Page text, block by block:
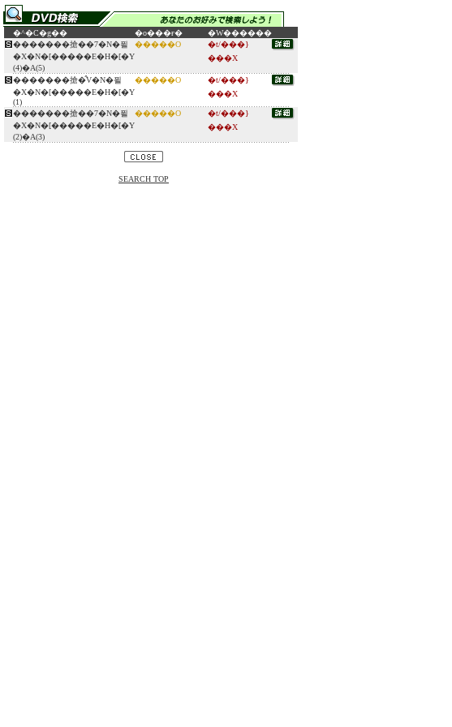
�^�C�g�� �o���ғ�
�W������
�������搶��7�N�푈
�X�N�[�����E�H�[�Y
(4)�A(5)
�����O
�t/���}
���X
�������搶�̂V�N�푈
�X�N�[�����E�H�[�Y
(1)
�����O
�t/���}
���X
�������搶��7�N�푈
�X�N�[�����E�H�[�Y
(2)�A(3)
�����O
�t/���}
���X
SEARCH TOP